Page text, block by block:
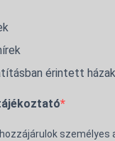
érintett
személyes